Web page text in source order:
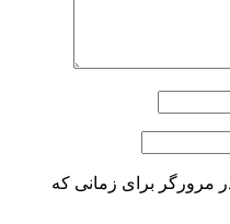
مرورگر برای زمانی که